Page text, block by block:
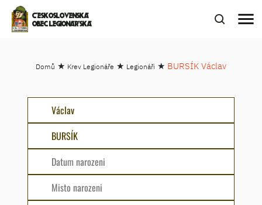
ČESKOSLOVENSKÁ
OBEC LEGIONÁŘSKÁ
menu
Domů ★ Krev Legionáře ★ Legionáři ★ BURSÍK Václav